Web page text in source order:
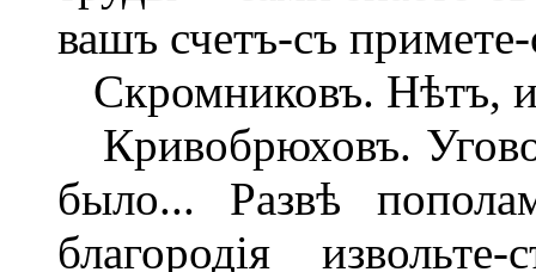
вашъ счетъ-съ
Скромниковъ. Нѣтъ,
Кривобрюховъ.
было... Развѣ
благородія